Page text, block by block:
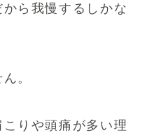
ら我慢するしかな
。
りや頭痛が多い理